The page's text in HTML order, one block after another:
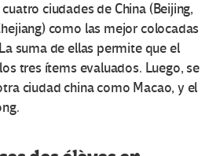
ciudades de China (Beijing,
como las mejor colocadas
suma de ellas permite que el
tres ítems evaluados. Luego, se
ciudad china como Macao, y el